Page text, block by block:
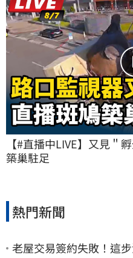
【#直播中LIVE】又見＂
築巢駐足
熱門新聞
老屋交易簽約失敗！這